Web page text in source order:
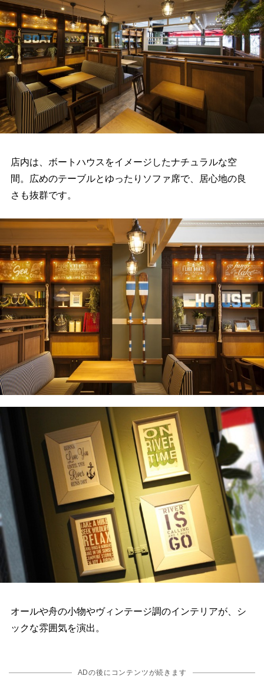
店内は、ボートハウスをイメージしたナチュラルな空
間。広めのテーブルとゆったりソファ席で、居心地の良
さも抜群です。
オールや舟の小物やヴィンテージ調のインテリアが、シ
ックな雰囲気を演出。
ADの後にコンテンツが続きます